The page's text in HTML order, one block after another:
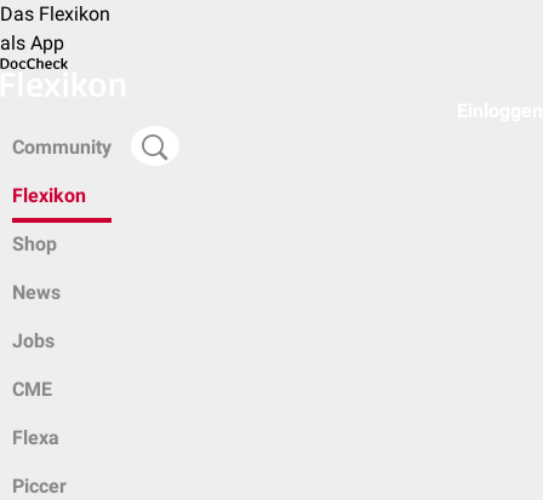
Das Flexikon
als App
Community
Flexikon
Shop
News
Jobs
CME
Flexa
Piccer